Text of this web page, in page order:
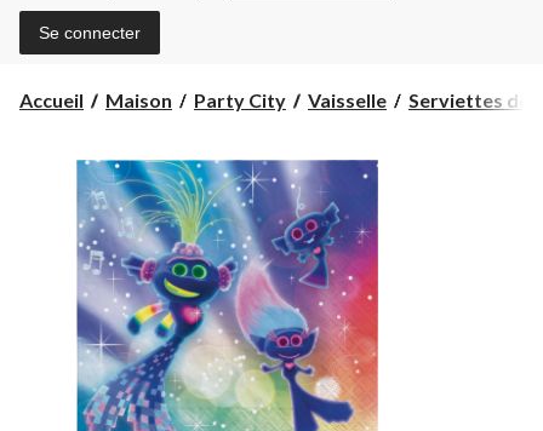
Se connecter
Accueil Maison Party City Vaisselle Serviettes de